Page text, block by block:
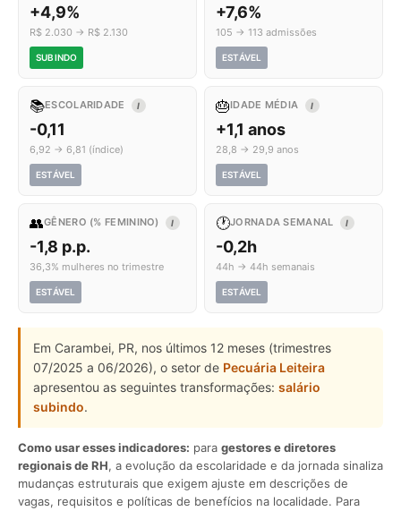
+4,9%
R$ 2.030 → R$ 2.130
SUBINDO
+7,6%
105 → 113 admissões
ESTÁVEL
📚ESCOLARIDADE I
-0,11
6,92 → 6,81 (índice)
ESTÁVEL
🎂IDADE MÉDIA I
+1,1 anos
28,8 → 29,9 anos
ESTÁVEL
👥GÊNERO (% FEMININO) I
-1,8 p.p.
36,3% mulheres no trimestre
ESTÁVEL
🕐JORNADA SEMANAL I
-0,2h
44h → 44h semanais
ESTÁVEL
Em Carambei, PR, nos últimos 12 meses (trimestres
07/2025 a 06/2026), o setor de Pecuária Leiteira
apresentou as seguintes transformações: salário
subindo.
Como usar esses indicadores: para gestores e diretores
regionais de RH, a evolução da escolaridade e da jornada sinaliza
mudanças estruturais que exigem ajuste em descrições de
vagas, requisitos e políticas de benefícios na localidade. Para